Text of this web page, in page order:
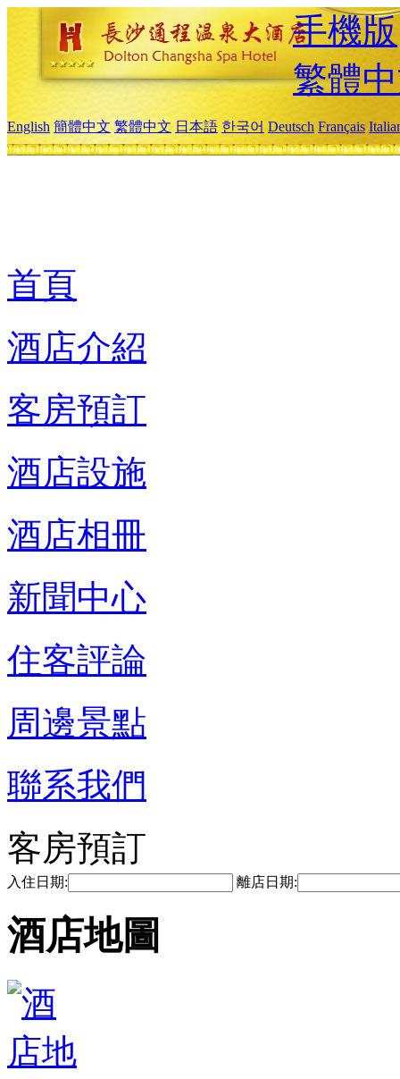
手機版
繁體
English 簡體中文 繁體中文 日本語 한국어 Deutsch Français
首頁
酒店介紹
客房預訂
酒店設施
酒店相冊
新聞中心
住客評論
周邊景點
聯系我們
客房預訂
入住日期: 離店日期:
酒店地圖